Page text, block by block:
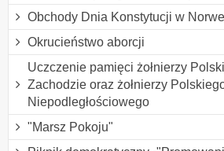
Obchody Dnia Konstytucji w
Okrucieństwo aborcji
Uczczenie pamięci żołnierzy
Zachodzie oraz żołnierzy
Niepodległościowego
"Marsz Pokoju"